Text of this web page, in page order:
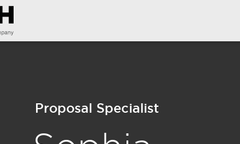
Proposal Specialist